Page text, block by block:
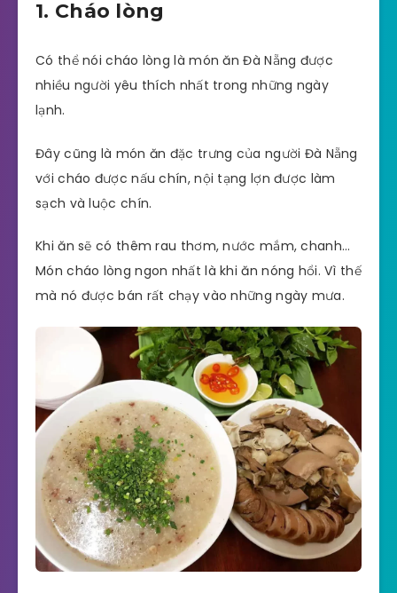
1. Cháo lòng
Có thể nói cháo lòng là món ăn Đà Nẵng được
nhiều người yêu thích nhất trong những ngày
lạnh.
Đây cũng là món ăn đặc trưng của người Đà Nẵng
với cháo được nấu chín, nội tạng lợn được làm
sạch và luộc chín.
Khi ăn sẽ có thêm rau thơm, nước mắm, chanh…
Món cháo lòng ngon nhất là khi ăn nóng hổi. Vì thế
mà nó được bán rất chạy vào những ngày mưa.